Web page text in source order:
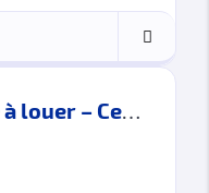
Appartement Meublé à louer – Centre ville – Tanger